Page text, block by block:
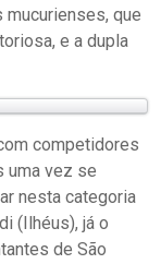
que
e a dupla
competidores
uma vez se
nesta categoria
(Ilhéus), já o
de São